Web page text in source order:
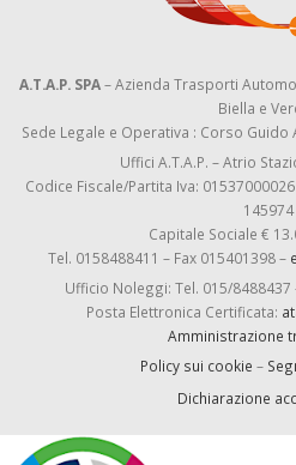
A.T.A.P. SPA– Azienda Trasporti
Biella e
Sede Legale e Operativa : Corso Guido
Uffici A.T.A.P. – Atrio
Codice Fiscale/Partita Iva: 01537000026
145974
Capitale Sociale €
Tel. 0158488411 – Fax 015401398 –
Ufficio Noleggi: Tel. 015/8488437
Posta Elettronica Certificata:
Amministrazione
Policy sui cookie –
Dichiarazione